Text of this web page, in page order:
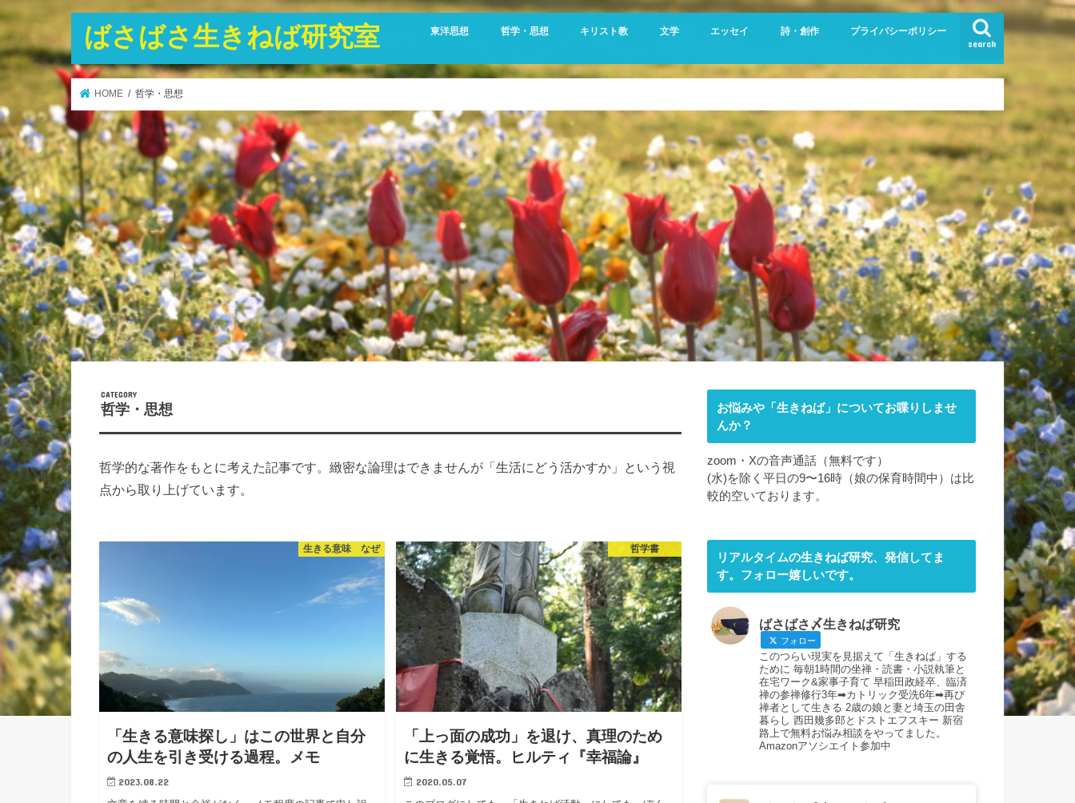
ばさばさ生きねば研究室 search
東洋思想 哲学・思想
哲学書
生きる意味 なぜ
キリスト教
シリーズ 聖書黙想
文学
『カラマーゾフの兄弟』
エッセイ
人生記
生きねば日誌
生きねば活動
詩・創作
詩
「らしい」散文
プライバシーポリシー
HOME 哲学・思想
哲学・思想
哲学的な著作をもとに考えた記事です。緻密な論理はできませんが「生活にどう活かすか」という視
点から取り上げています。
生きる意味 なぜ
「生きる意味探し」はこの世界と自分
の人生を引き受ける過程。メモ
2023.08.22
哲学書
「上っ面の成功」を退け、真理のため
に生きる覚悟。ヒルティ『幸福論』
2020.05.07
お悩みや「生きねば」についてお喋りしませ
んか？
zoom・Xの音声通話（無料です）
(水)を除く平日の9〜16時（娘の保育時間中）は比
較的空いております。
リアルタイムの生きねば研究、発信してま
す。フォロー嬉しいです。
ばさばさ〆生きねば研究
フォロー
このつらい現実を見据えて「生きねば」する
ために 毎朝1時間の坐禅・読書・小説執筆と
在宅ワーク&家事子育て 早稲田政経卒、臨済
禅の参禅修行3年➡︎カトリック受洗6年➡︎再び
禅者として生きる 2歳の娘と妻と埼玉の田舎
暮らし 西田幾多郎とドストエフスキー 新宿
路上で無料お悩み相談をやってました。
Amazonアソシエイト参加中